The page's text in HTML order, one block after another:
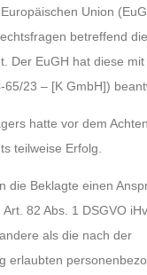
Union
betreffend
Der EuGH hat diese mit
23 – [K GmbH])
hatte vor dem
teilweise Erfolg.
die Beklagte einen
82 Abs. 1 DSGVO
als die nach der
erlaubten